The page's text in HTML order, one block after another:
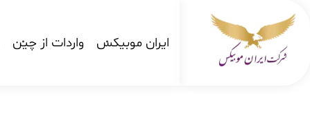
ایران موبیکس واردات از چین